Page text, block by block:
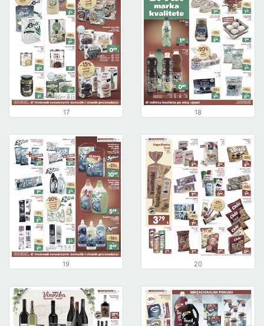
17 18
19 20